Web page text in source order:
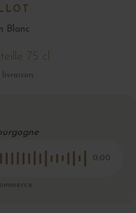
Blanc
75 cl
livraison
0:00